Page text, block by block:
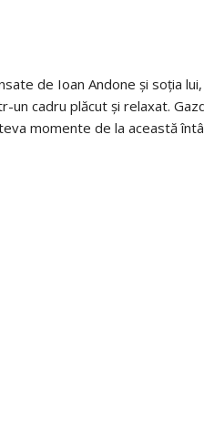
de Ioan Andone și soția
cadru plăcut și relaxat.
momente de la această